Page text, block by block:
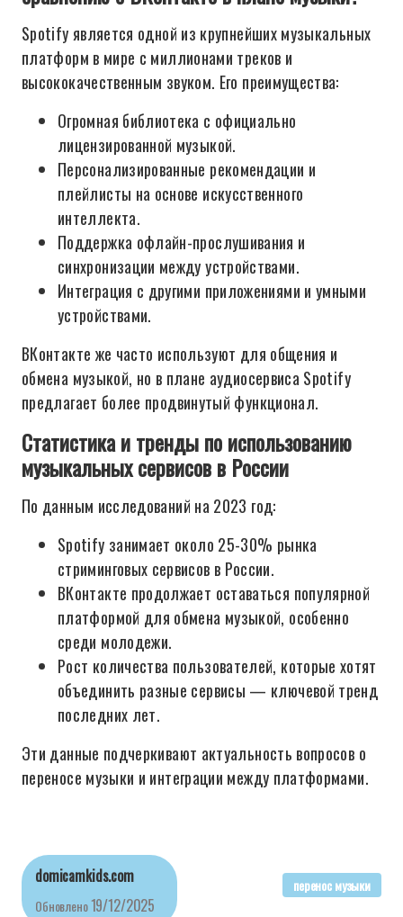
Spotify является одной из крупнейших музыкальных
платформ в мире с миллионами треков и
высококачественным звуком. Его преимущества:
Огромная библиотека с официально
лицензированной музыкой.
Персонализированные рекомендации и
плейлисты на основе искусственного
интеллекта.
Поддержка офлайн-прослушивания и
синхронизации между устройствами.
Интеграция с другими приложениями и умными
устройствами.
ВКонтакте же часто используют для общения и
обмена музыкой, но в плане аудиосервиса Spotify
предлагает более продвинутый функционал.
Статистика и тренды по использованию
музыкальных сервисов в России
По данным исследований на 2023 год:
Spotify занимает около 25-30% рынка
стриминговых сервисов в России.
ВКонтакте продолжает оставаться популярной
платформой для обмена музыкой, особенно
среди молодежи.
Рост количества пользователей, которые хотят
объединить разные сервисы — ключевой тренд
последних лет.
Эти данные подчеркивают актуальность вопросов о
переносе музыки и интеграции между платформами.
domicamkids.com
Обновлено19/12/2025
перенос музыки